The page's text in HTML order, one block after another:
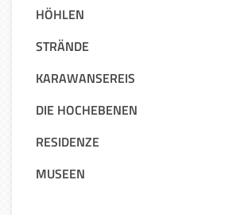
HÖHLEN
STRÄNDE
KARAWANSEREIS
DIE HOCHEBENEN
RESIDENZE
MUSEEN